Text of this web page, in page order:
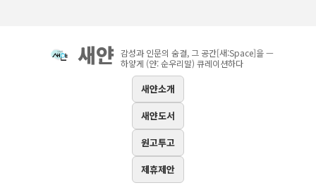
새얀 감성과 인문의 숨결, 그 공간[새:Space]을 —
하얗게 (얀: 순우리말) 큐레이션하다
새얀소개
새얀도서
원고투고
제휴제안